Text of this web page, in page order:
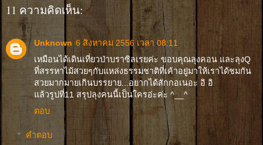
11 ความคิดเห็น:
Unknown 6 สิงหาคม 2556 เวลา 08:11
เหมือนได้เดินเที่ยวป่าบราซิลเรยค่ะ ขอบคุณลุงคอน และลุงQ
ที่สรรหาไม้สวยๆกับแหล่งธรรมชาติที่เค้าอยู่มาให้เราได้ชมกัน
สวยมากมายเกินบรรยาย...อยากได้สักกอเนอะ อิ อิ
แล้วรูปที่11 สรุปลุงคนนี้เป็นใครอ่ะค่ะ ^__^
ตอบ
คำตอบ